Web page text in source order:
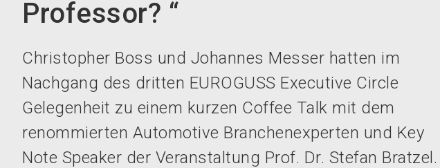
Professor? “
Christopher Boss und Johannes Messer hatten im
Nachgang des dritten EUROGUSS Executive Circle
Gelegenheit zu einem kurzen Coffee Talk mit dem
renommierten Automotive Branchenexperten und Key
Note Speaker der Veranstaltung Prof. Dr. Stefan Bratzel.